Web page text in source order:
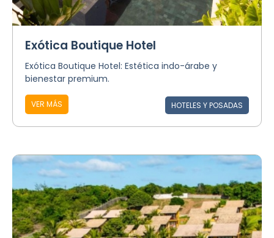
Exótica Boutique Hotel
Exótica Boutique Hotel: Estética indo-árabe y
bienestar premium.
VER MÁS HOTELES Y POSADAS